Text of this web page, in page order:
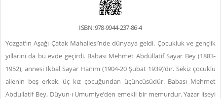
ISBN: 978-9944-237-86-4
Yozgat’ın Aşağı Çatak Mahallesi’nde dünyaya geldi. Çocukluk ve gençlik
yıllarını da bu evde geçirdi. Babası Mehmet Abdüllatif Sayar Bey (1883-
1952), annesi İkbal Sayar Hanım (1904-20 Şubat 1939)’dır. Sekiz çocuklu
ailenin beş erkek, üç kız çocuğundan üçüncüsüdür. Babası Mehmet
Abdullatif Bey, Düyun-ı Umumiye’den emekli bir memurdur. Yazar liseyi